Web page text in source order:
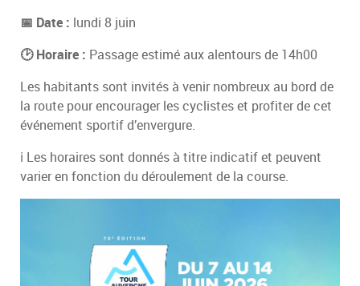
📅 Date : lundi 8 juin
🕑 Horaire : Passage estimé aux alentours de 14h00
Les habitants sont invités à venir nombreux au bord de
la route pour encourager les cyclistes et profiter de cet
événement sportif d’envergure.
ℹ️ Les horaires sont donnés à titre indicatif et peuvent
varier en fonction du déroulement de la course.